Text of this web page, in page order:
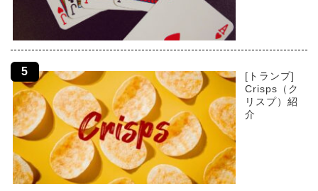
[トランプ]
Crisps（ク
リスプ）紹
介